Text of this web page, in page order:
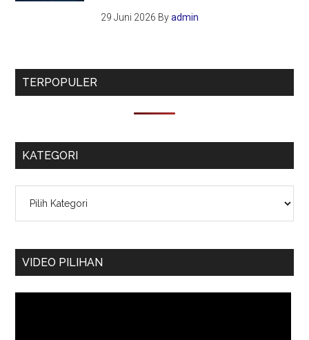
29 Juni 2026 Byadmin
TERPOPULER
KATEGORI
VIDEO PILIHAN